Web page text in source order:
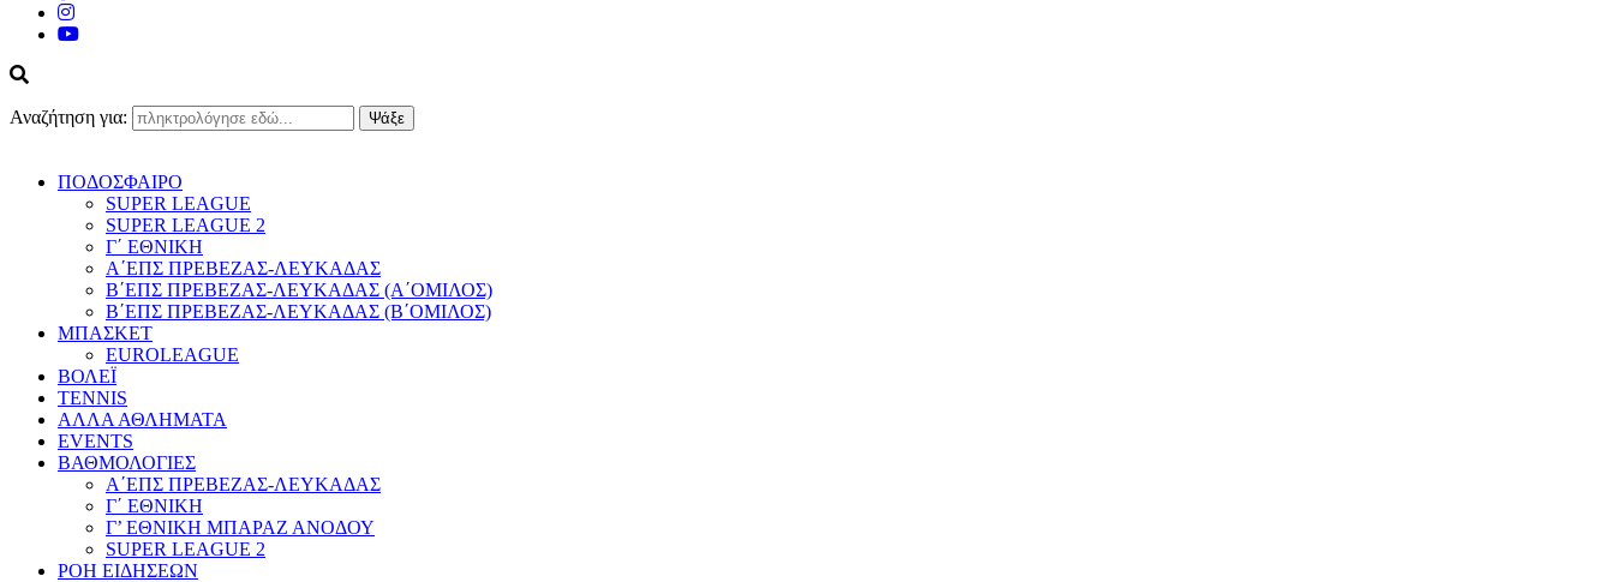
Αναζήτηση για:
ΠΟΔΟΣΦΑΙΡΟ
SUPER LEAGUE
SUPER LEAGUE 2
Γ΄ ΕΘΝΙΚΗ
Α΄ΕΠΣ ΠΡΕΒΕΖΑΣ-ΛΕΥΚΑΔΑΣ
Β΄ΕΠΣ ΠΡΕΒΕΖΑΣ-ΛΕΥΚΑΔΑΣ (Α΄ΟΜΙΛΟΣ)
Β΄ΕΠΣ ΠΡΕΒΕΖΑΣ-ΛΕΥΚΑΔΑΣ (Β΄ΟΜΙΛΟΣ)
ΜΠΑΣΚΕΤ
EUROLEAGUE
ΒΟΛΕΪ
TENNIS
ΑΛΛΑ ΑΘΛΗΜΑΤΑ
EVENTS
ΒΑΘΜΟΛΟΓΙΕΣ
Α΄ΕΠΣ ΠΡΕΒΕΖΑΣ-ΛΕΥΚΑΔΑΣ
Γ΄ ΕΘΝΙΚΗ
Γ’ ΕΘΝΙΚΗ ΜΠΑΡΑΖ ΑΝΟΔΟΥ
SUPER LEAGUE 2
ΡΟΗ ΕΙΔΗΣΕΩΝ